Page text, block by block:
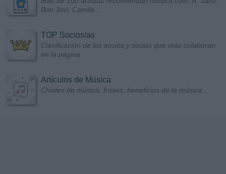
Bon Jovi, Camila...
TOP Socios/as
Clasificación de los socios y socias que más colaboran
en la página
Artículos de Música
Chistes de música, frases, beneficios de la música...